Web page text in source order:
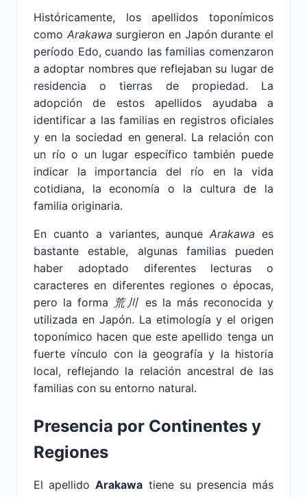
Históricamente, los apellidos toponímicos
como Arakawa surgieron en Japón durante el
período Edo, cuando las familias comenzaron
a adoptar nombres que reflejaban su lugar de
residencia o tierras de propiedad. La
adopción de estos apellidos ayudaba a
identificar a las familias en registros oficiales
y en la sociedad en general. La relación con
un río o un lugar específico también puede
indicar la importancia del río en la vida
cotidiana, la economía o la cultura de la
familia originaria.
En cuanto a variantes, aunqueArakawa es
bastante estable, algunas familias pueden
haber adoptado diferentes lecturas o
caracteres en diferentes regiones o épocas,
pero la forma 荒川 es la más reconocida y
utilizada en Japón. La etimología y el origen
toponímico hacen que este apellido tenga un
fuerte vínculo con la geografía y la historia
local, reflejando la relación ancestral de las
familias con su entorno natural.
Presencia por Continentes y
Regiones
El apellidoArakawa tiene su presencia más